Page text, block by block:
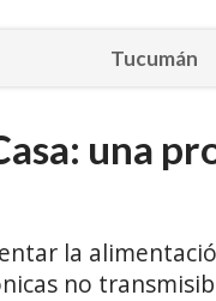
Tucumán
una
la
no